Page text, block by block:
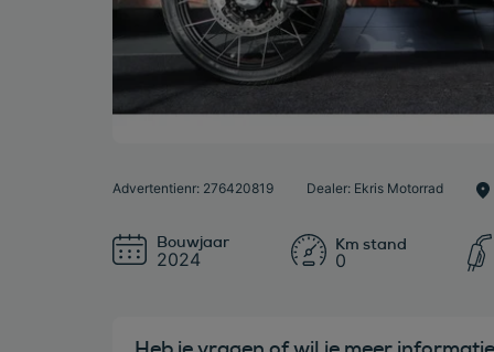
Advertentienr: 276420819 Dealer: Ekris Motorrad
Bouwjaar
2024 0